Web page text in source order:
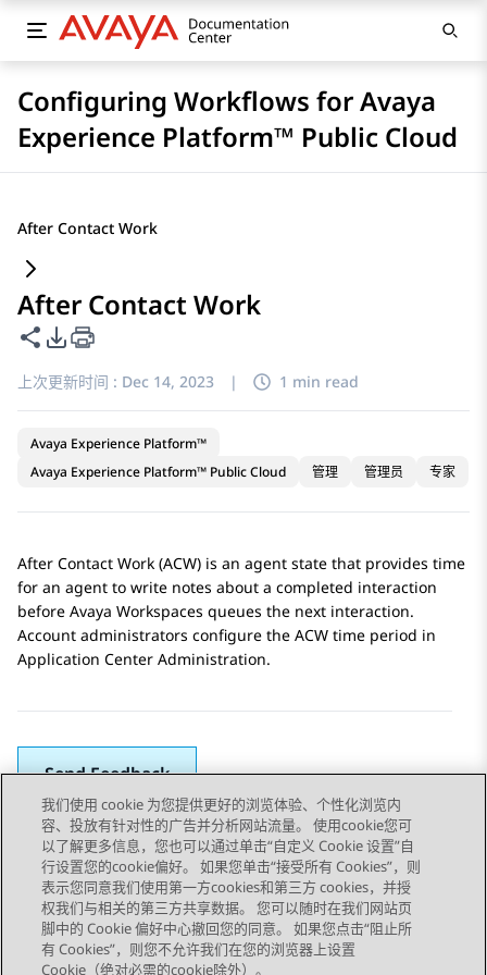
Configuring Workflows for Avaya
Experience Platform™ Public Cloud
After Contact Work
After Contact Work
共享此页面
PDF 导出选项
上次更新时间 : Dec 14, 2023 | 1 min read
Avaya Experience Platform™
Avaya Experience Platform™ Public Cloud
管理 管理员 专家
After Contact Work (ACW) is an agent state that provides time
for an agent to write notes about a completed interaction
before Avaya Workspaces queues the next interaction.
Account administrators configure the ACW time period in
Application Center Administration.
Send Feedback
Topic navigation
上一主题 下一主题
STAY CONNECTED
我们使用 cookie 为您提供更好的浏览体验、个性化浏览内
容、投放有针对性的广告并分析网站流量。 使用cookie您可
以了解更多信息，您也可以通过单击“自定义 Cookie 设置”自
行设置您的cookie偏好。 如果您单击“接受所有 Cookies”，则
表示您同意我们使用第一方cookies和第三方 cookies，并授
权我们与相关的第三方共享数据。 您可以随时在我们网站页
脚中的 Cookie 偏好中心撤回您的同意。 如果您点击“阻止所
有 Cookies”，则您不允许我们在您的浏览器上设置
Cookie（绝对必需的cookie除外）。